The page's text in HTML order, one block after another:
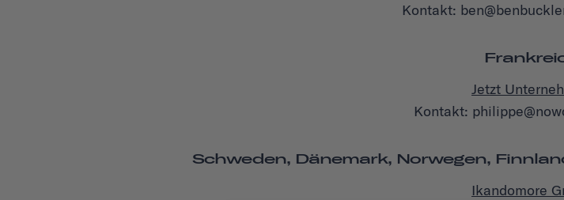
Kontakt:
Jetzt
Kontakt:
Schweden, Dänemark, Norwegen,
Ikandomore